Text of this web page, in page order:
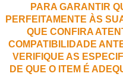
PARA GARANTIR
PERFEITAMENTE ÀS
QUE CONFIRA
COMPATIBILIDADE
VERIFIQUE AS
DE QUE O ITEM É